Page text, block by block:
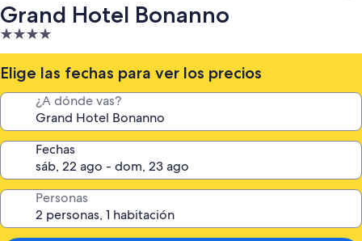
Grand Hotel Bonanno
Alojamiento
de
4.0 estrellas
Elige las fechas para ver los precios
¿A dónde vas?
Fechas
Personas